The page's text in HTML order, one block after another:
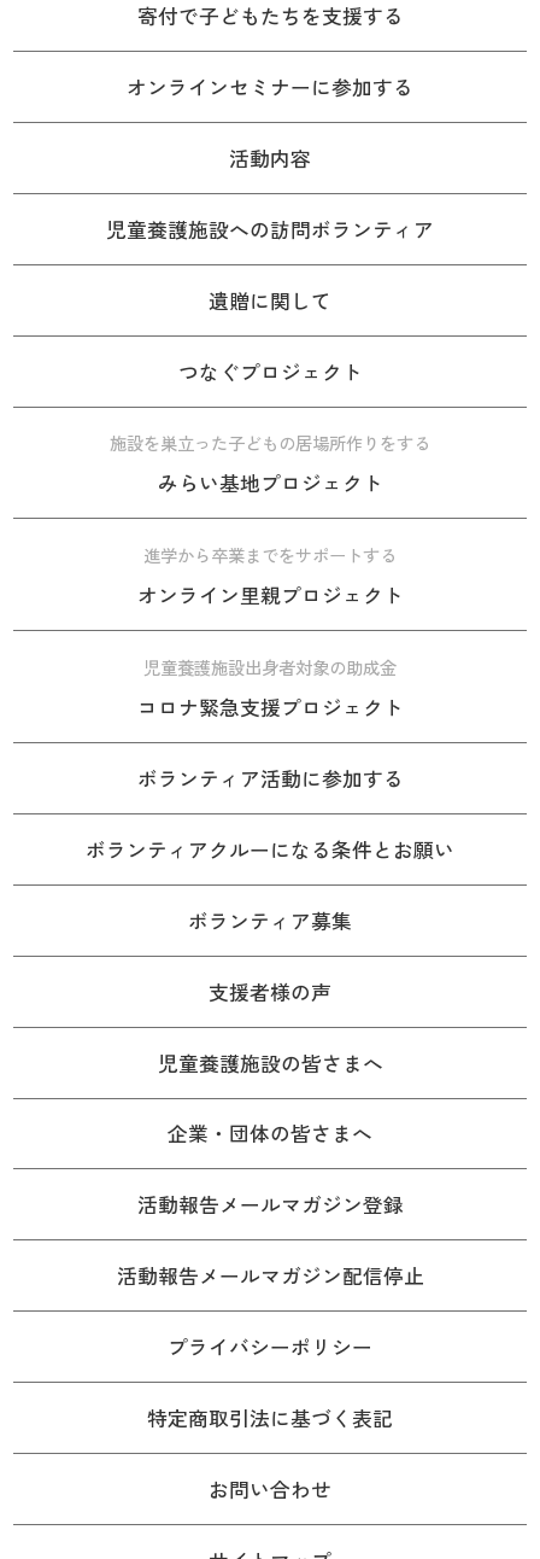
寄付で子どもたちを支援する
オンラインセミナーに参加する
活動内容
児童養護施設への訪問ボランティア
遺贈に関して
つなぐプロジェクト
施設を巣立った子どもの居場所作りをする
みらい基地プロジェクト
進学から卒業までをサポートする
オンライン里親プロジェクト
児童養護施設出身者対象の助成金
コロナ緊急支援プロジェクト
ボランティア活動に参加する
ボランティアクルーになる条件とお願い
ボランティア募集
支援者様の声
児童養護施設の皆さまへ
企業・団体の皆さまへ
活動報告メールマガジン登録
活動報告メールマガジン配信停止
プライバシーポリシー
特定商取引法に基づく表記
お問い合わせ